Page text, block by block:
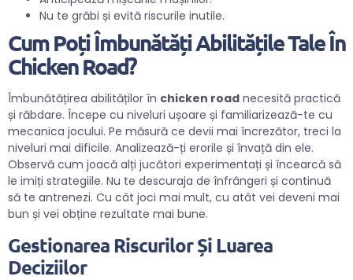
Nu te grăbi și evită riscurile inutile.
Cum Poți Îmbunătăți Abilitățile Tale În
Chicken Road?
Îmbunătățirea abilităților în chicken road necesită practică
și răbdare. Începe cu niveluri ușoare și familiarizează-te cu
mecanica jocului. Pe măsură ce devii mai încrezător, treci la
niveluri mai dificile. Analizează-ți erorile și învață din ele.
Observă cum joacă alți jucători experimentați și încearcă să
le imiți strategiile. Nu te descuraja de înfrângeri și continuă
să te antrenezi. Cu cât joci mai mult, cu atât vei deveni mai
bun și vei obține rezultate mai bune.
Gestionarea Riscurilor Și Luarea
Deciziilor